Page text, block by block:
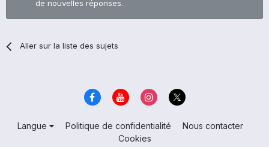
de nouvelles réponses.
Aller sur la liste des sujets
Langue Politique de confidentialité
Nous contacter
Cookies